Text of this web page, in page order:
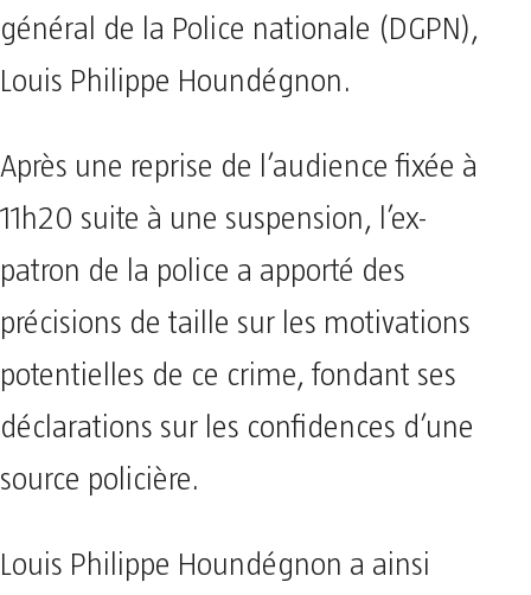
général de la Police nationale (DGPN),
Louis Philippe Houndégnon.
Après une reprise de l’audience fixée à
11h20 suite à une suspension, l’ex-
patron de la police a apporté des
précisions de taille sur les motivations
potentielles de ce crime, fondant ses
déclarations sur les confidences d’une
source policière.
​Louis Philippe Houndégnon a ainsi